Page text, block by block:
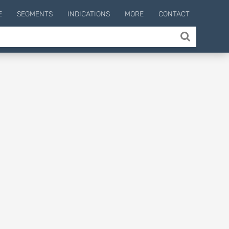
SEGMENTS INDICATIONS MORE CONTACT